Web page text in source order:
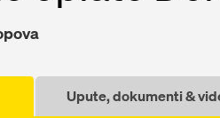
Upute, dokumenti &